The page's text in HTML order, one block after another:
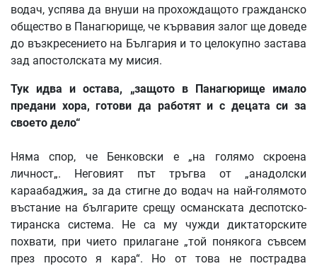
водач, успява да внуши на прохождащото гражданско
общество в Панагюрище, че кървавия залог ще доведе
до възкресението на България и то целокупно застава
зад апостолската му мисия.
Тук идва и остава, „защото в Панагюрище имало
предани хора,готови да работят и с децата си за
своето дело“
Няма спор, че Бенковски е „на голямо скроена
личност„. Неговият път тръгва от „анадолски
караабаджия„ за да стигне до водач на най-голямото
въстание на българите срещу османската деспотско-
тиранска система. Не са му чужди диктаторските
похвати, при чието прилагане „той понякога съвсем
през просото я кара“. Но от това не пострадва